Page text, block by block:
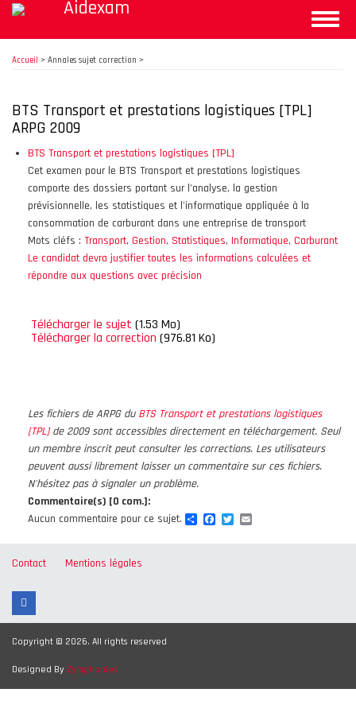
Aller
contenu
principal
Toggle
Aidexam
Accueil > Annales sujet correction >
BTS Transport et prestations logistiques [TPL]
ARPG 2009
BTS Transport et prestations logistiques [TPL]
Cet examen pour le BTS Transport et prestations logistiques
comporte des dossiers portant sur l'analyse, la gestion
prévisionnelle, les statistiques et l'informatique appliquée à la
consommation de carburant dans une entreprise de transport
Mots cléfs : Transport, Gestion, Statistiques, Informatique, Carburant
Le candidat devra justifier toutes les informations calculées et
répondre aux questions avec précision
Télécharger le sujet (1.53 Mo)
Télécharger la correction (976.81 Ko)
Les fichiers de ARPG du BTS Transport et prestations logistiques
[TPL]de 2009 sont accessibles directement en téléchargement. Seul
un membre inscrit peut consulter les corrections. Les utilisateurs
peuvent aussi librement laisser un commentaire sur ces fichiers.
N'hésitez pas à signaler un problème.
Commentaire(s) [0 com.]:
Aucun commentaire pour ce sujet.
ShareFacebook
Twitter
Contact Mentions légales
Copyright © 2026. All rights reserved
Designed By Zymphonies